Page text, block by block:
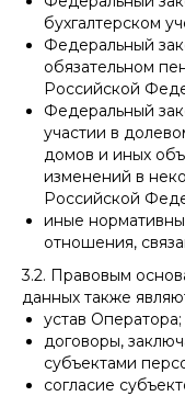
бухгалтерском
Федеральный
обязательном
Российской
Федеральный
участии в
домов и иных
изменений в
Российской
иные
отношения,
3.2. Правовым
данных также
устав Оператора;
договоры,
субъектами
согласие